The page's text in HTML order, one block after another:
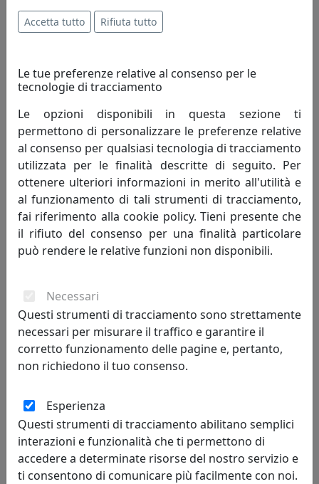
MENSOLA BALLOON 45X18 CON DUE ATTACCAPANNI OG09045A-
20 SALVIA
237,00 €
MENSOLA BALLOON 45X18 CON DUE ATTACCAPANNI OG09045A-
32 COCCIO
MemeDesign
Accetta tutto Rifiuta tutto
Le tue preferenze relative al consenso per le
tecnologie di tracciamento
Le opzioni disponibili in questa sezione ti
permettono di personalizzare le preferenze relative
al consenso per qualsiasi tecnologia di tracciamento
utilizzata per le finalità descritte di seguito. Per
ottenere ulteriori informazioni in merito all'utilità e
al funzionamento di tali strumenti di tracciamento,
fai riferimento alla cookie policy. Tieni presente che
il rifiuto del consenso per una finalità particolare
può rendere le relative funzioni non disponibili.
Necessari
Questi strumenti di tracciamento sono strettamente
necessari per misurare il traffico e garantire il
corretto funzionamento delle pagine e, pertanto,
non richiedono il tuo consenso.
Esperienza
Questi strumenti di tracciamento abilitano semplici
interazioni e funzionalità che ti permettono di
accedere a determinate risorse del nostro servizio e
ti consentono di comunicare più facilmente con noi.